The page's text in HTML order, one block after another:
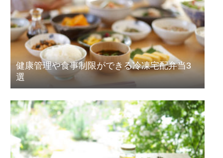
健康管理や食事制限ができる冷凍宅配弁当3
選